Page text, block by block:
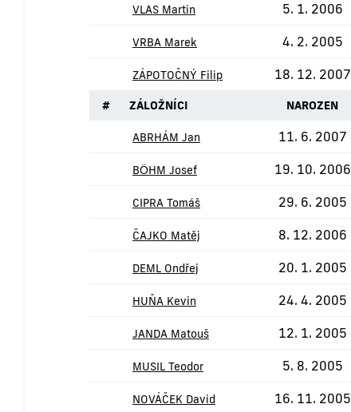
VLAS Martin 5. 1. 2006
VRBA Marek 4. 2. 2005
ZÁPOTOČNÝ Filip 18. 12. 2007
# ZÁLOŽNÍCI NAROZEN
ABRHÁM Jan 11. 6. 2007
BÖHM Josef 19. 10. 2006
CIPRA Tomáš 29. 6. 2005
ČAJKO Matěj 8. 12. 2006
DEML Ondřej 20. 1. 2005
HUŇA Kevin 24. 4. 2005
JANDA Matouš 12. 1. 2005
MUSIL Teodor 5. 8. 2005
NOVÁČEK David 16. 11. 2005